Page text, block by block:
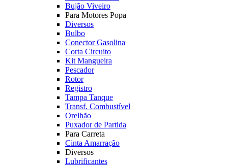
Bujão Viveiro
Para Motores Popa
Diversos
Bulbo
Conector Gasolina
Corta Circuito
Kit Mangueira
Pescador
Rotor
Registro
Tampa Tanque
Transf. Combustível
Orelhão
Puxador de Partida
Para Carreta
Cinta Amarração
Diversos
Lubrificantes